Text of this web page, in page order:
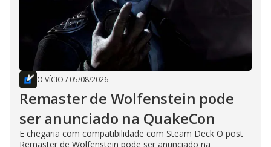
O VÍCIO / 05/08/2026
Remaster de Wolfenstein pode
ser anunciado na QuakeCon
E chegaria com compatibilidade com Steam Deck O post
Remaster de Wolfenstein pode ser anunciado na